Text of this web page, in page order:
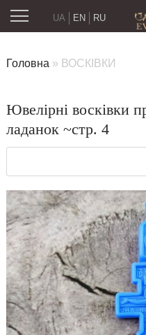
RU
UA EN
Головна » ВОСКІВКИ
Ювелірні восківки
ладанок ~стр. 4